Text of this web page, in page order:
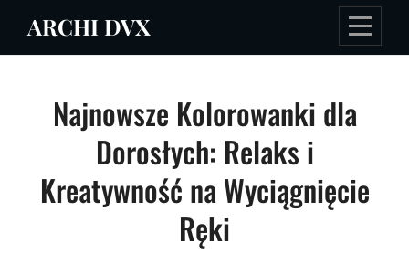
ARCHI DVX
Najnowsze Kolorowanki dla
Dorosłych: Relaks i
Kreatywność na Wyciągnięcie
Ręki
Nawigacja
wpisu